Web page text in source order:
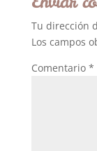
Tu dirección
Los campos
Comentario *